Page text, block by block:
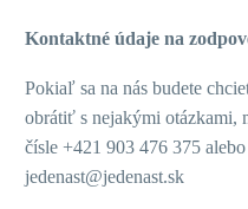
Kontaktné údaje na
Pokiaľ sa na nás budete
obrátiť s nejakými otázkami,
čísle +421 903 476 375
jedenast@jedenast.sk